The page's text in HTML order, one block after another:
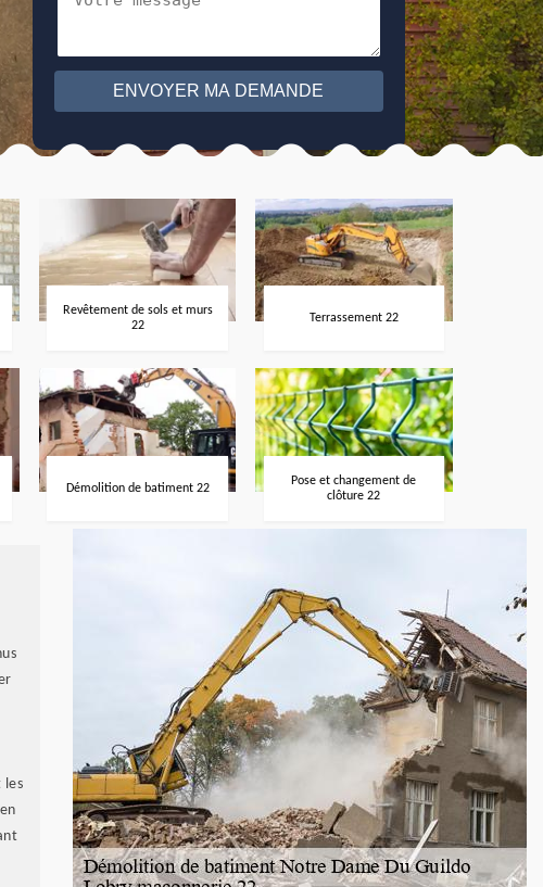
Revêtement de sols et murs
22
Terrassement 22
Démolition de batiment 22
Pose et changement de
clôture 22
les